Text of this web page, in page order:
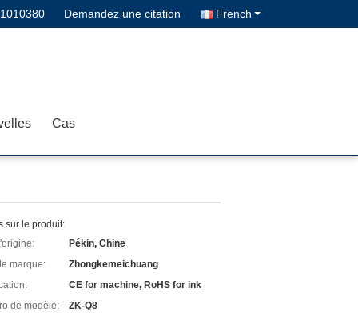
Demandez une citation French
Cas
sur le produit:
Pékin, Chine
marque:
Zhongkemeichuang
CE for machine, RoHS for ink
de modèle:
ZK-Q8